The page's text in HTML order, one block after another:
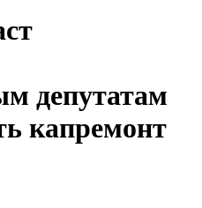
депутатам
капремонт